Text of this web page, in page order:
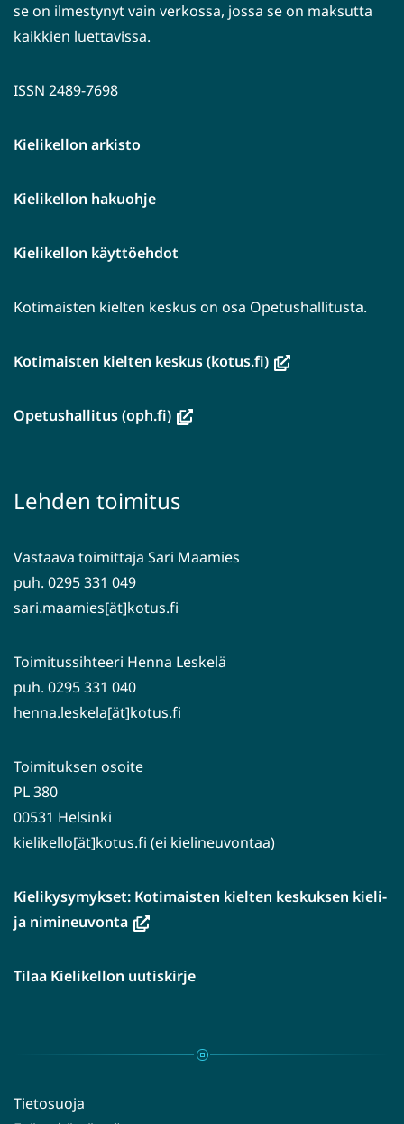
se on ilmestynyt vain verkossa, jossa se on maksutta
kaikkien luettavissa.
ISSN 2489-7698
Kielikellon arkisto
Kielikellon hakuohje
Kielikellon käyttöehdot
Kotimaisten kielten keskus on osa Opetushallitusta.
Kotimaisten kielten keskus (kotus.fi)(avautuu
Opetushallitus (oph.fi)(avautuu
toiseen
Lehden toimitus
Vastaava toimittaja Sari Maamies
puh. 0295 331 049
sari.maamies[ät]kotus.fi
Toimitussihteeri Henna Leskelä
puh. 0295 331 040
henna.leskela[ät]kotus.fi
Toimituksen osoite
PL 380
00531 Helsinki
kielikello[ät]kotus.fi (ei kielineuvontaa)
Kielikysymykset: Kotimaisten kielten keskuksen kieli-
ja nimineuvonta(avautuu
ikkunaan,
palveluun)
Tilaa Kielikellon uutiskirje
Tietosuoja